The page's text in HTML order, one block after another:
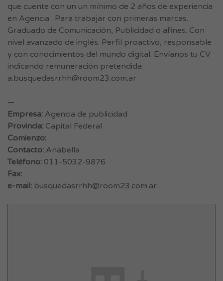
que cuente con un un mínimo de 2 años de experiencia
en Agencia . Para trabajar con primeras marcas.
Graduado de Comunicación, Publicidad o afines. Con
nivel avanzado de inglés. Perfil proactivo, responsable
y con conocimientos del mundo digital. Envíanos tu CV
indicando remuneración pretendida
a:busquedasrrhh@room23.com.ar
—
Empresa: Agencia de publicidad
Provincia: Capital Federal
Comienzo:
Contacto: Anabella
Teléfono: 011-5032-9876
Fax:
e-mail: busquedasrrhh@room23.com.ar